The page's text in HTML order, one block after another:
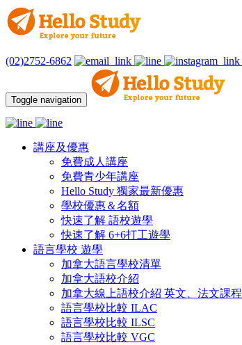
(02)2752-6862
Toggle navigation
講座及優惠
免費成人講座
免費青少年講座
Hello Study 獨家最新優惠
學校優惠＆名額
快速了解 語校遊學
快速了解 6+6打工遊學
語言學校 遊學
加拿大語言學校清單
加拿大語校介紹
加拿大線上語校介紹 英文、法文課程
語言學校比較 ILAC
語言學校比較 ILSC
語言學校比較 VGC